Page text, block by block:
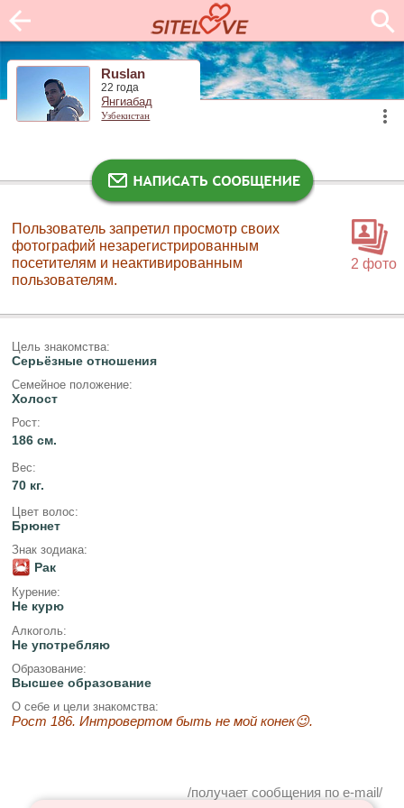
Ruslan
22 года
Янгиабад
Узбекистан
2 фото
Пользователь запретил просмотр своих
фотографий незарегистрированным
посетителям и неактивированным
пользователям.
Цель знакомства:
Серьёзные отношения
Семейное положение:
Холост
Рост:
186 см.
Вес:
70 кг.
Цвет волос:
Брюнет
Знак зодиака:
Рак
Курение:
Не курю
Алкоголь:
Не употребляю
Образование:
Высшее образование
О себе и цели знакомства:
Рост 186. Интровертом быть не мой конек😉.
/получает сообщения по e-mail/